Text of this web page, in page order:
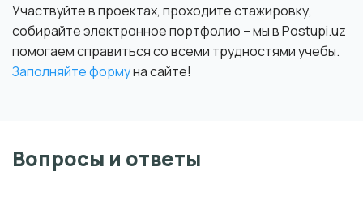
Участвуйте в проектах, проходите стажировку,
собирайте электронное портфолио – мы в Postupi.uz
помогаем справиться со всеми трудностями учебы.
Заполняйте формуна сайте!
Вопросы и ответы